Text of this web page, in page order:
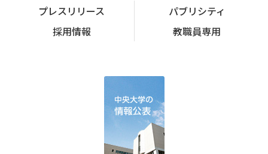
プレスリリース
パブリシティ
採用情報
教職員専用